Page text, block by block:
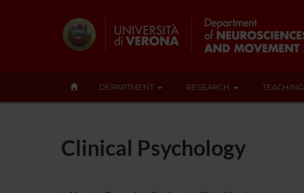
DEPARTMENT RESEARCH TEACHING
Clinical Psychology